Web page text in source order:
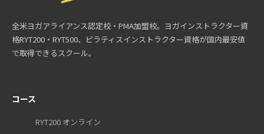
全米ヨガアライアンス認定校・PMA加盟校。ヨガインストラクター資
格RYT200・RYT500、ピラティスインストラクター資格が国内最安値
で取得できるスクール。
コース
RYT200 オンライン